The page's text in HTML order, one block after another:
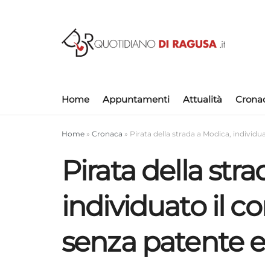
Home Appuntamenti Attualità
Home » Cronaca » Pirata della strada a Modica,
Pirata della
individuato il
senza patente